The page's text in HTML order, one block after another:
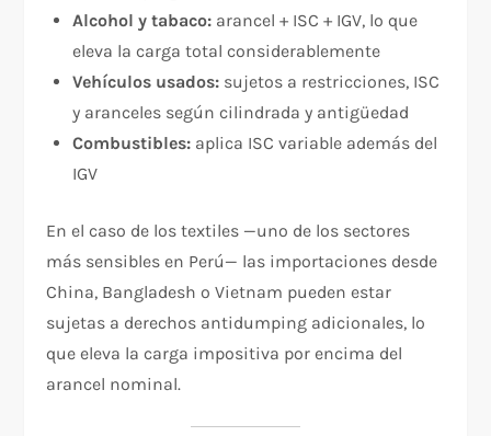
Alcohol y tabaco: arancel + ISC + IGV, lo que
eleva la carga total considerablemente
Vehículos usados: sujetos a restricciones, ISC
y aranceles según cilindrada y antigüedad
Combustibles: aplica ISC variable además del
IGV
En el caso de los textiles —uno de los sectores
más sensibles en Perú— las importaciones desde
China, Bangladesh o Vietnam pueden estar
sujetas a derechos antidumping adicionales, lo
que eleva la carga impositiva por encima del
arancel nominal.